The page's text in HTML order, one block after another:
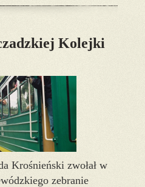
Kolejki
Krośnieński zwołał w
zebranie